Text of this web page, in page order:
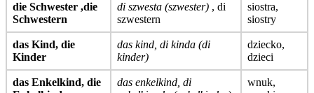
die Schwester ,die
Schwestern
di szwesta (szwester) , di
szwestern
siostra,
siostry
das Kind, die
Kinder
das kind, di kinda (di
kinder)
dziecko,
dzieci
das Enkelkind, die
das enkelkind, di
wnuk,